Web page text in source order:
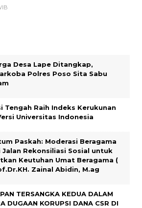
Desa Lape Ditangkap,
Polres Poso Sita Sabu
Tengah Raih Indeks Kerukunan
Universitas Indonesia
Paskah: Moderasi Beragama
Jalan Rekonsiliasi Sosial untuk
Keutuhan Umat Beragama (
Zainal Abidin, M.ag
TERSANGKA KEDUA DALAM
DUGAAN KORUPSI DANA CSR DI